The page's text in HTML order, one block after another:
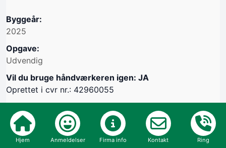
Byggeår:
2025
Opgave:
Udvendig
Vil du bruge håndværkeren igen: JA
Oprettet i cvr nr.: 42960055
Hjem Anmeldelser Firma info Kontakt Ring